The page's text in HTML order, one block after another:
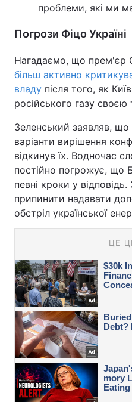
проблеми, які ми
Погрози Фіцо Україні
Нагадаємо, що прем'єр
більш активно
владу після того, як
російського газу своєю
Зеленський заявляв,
варіанти вирішення
відкинув їх. Водночас
постійно погрожує, що
певні кроки у
припинити надавати
обстріл української